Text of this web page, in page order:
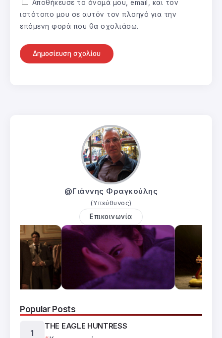
Αποθήκευσε το όνομά μου, email, και τον
ιστότοπο μου σε αυτόν τον πλοηγό για την
επόμενη φορά που θα σχολιάσω.
@Γιάννης Φραγκούλης
(Υπεύθυνος)
Επικοινωνία
Popular Posts
THE EAGLE HUNTRESS